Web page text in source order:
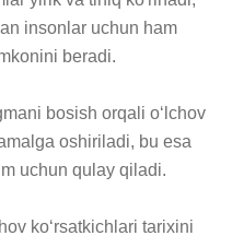
insonlar uchun ham
beradi.
bosish orqali o‘lchov
oshiriladi, bu esa
uchun qulay qiladi.
ko‘rsatkichlari tarixini